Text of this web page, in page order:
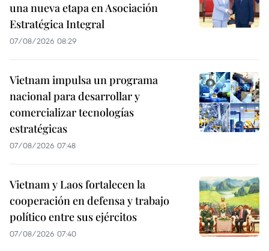
una nueva etapa en Asociación
Estratégica Integral
07/08/2026 08:29
Vietnam impulsa un programa
nacional para desarrollar y
comercializar tecnologías
estratégicas
07/08/2026 07:48
Vietnam y Laos fortalecen la
cooperación en defensa y trabajo
político entre sus ejércitos
07/08/2026 07:40